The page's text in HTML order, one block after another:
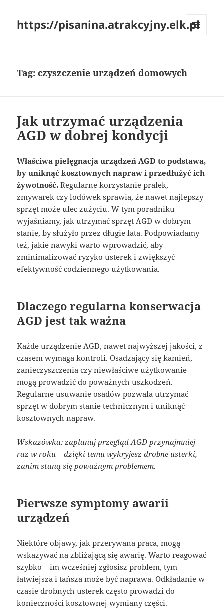
https://pisanina.atrakcyjny.elk.pl
Tag:czyszczenie urządzeń domowych
Jak utrzymać urządzenia
AGD w dobrej kondycji
Właściwa pielęgnacja urządzeń AGD to podstawa,
by uniknąć kosztownych napraw i przedłużyć ich
żywotność. Regularne korzystanie pralek,
zmywarek czy lodówek sprawia, że nawet najlepszy
sprzęt może ulec zużyciu. W tym poradniku
wyjaśniamy, jak utrzymać sprzęt AGD w dobrym
stanie, by służyło przez długie lata. Podpowiadamy
też, jakie nawyki warto wprowadzić, aby
zminimalizować ryzyko usterek i zwiększyć
efektywność codziennego użytkowania.
Dlaczego regularna konserwacja
AGD jest tak ważna
Każde urządzenie AGD, nawet najwyższej jakości, z
czasem wymaga kontroli. Osadzający się kamień,
zanieczyszczenia czy niewłaściwe użytkowanie
mogą prowadzić do poważnych uszkodzeń.
Regularne usuwanie osadów pozwala utrzymać
sprzęt w dobrym stanie technicznym i uniknąć
kosztownych napraw.
Wskazówka: zaplanuj przegląd AGD przynajmniej
raz w roku – dzięki temu wykryjesz drobne usterki,
zanim staną się poważnym problemem.
Pierwsze symptomy awarii
urządzeń
Niektóre objawy, jak przerywana praca, mogą
wskazywać na zbliżającą się awarię. Warto reagować
szybko – im wcześniej zgłosisz problem, tym
łatwiejsza i tańsza może być naprawa. Odkładanie w
czasie drobnych usterek często prowadzi do
konieczności kosztownej wymiany części.